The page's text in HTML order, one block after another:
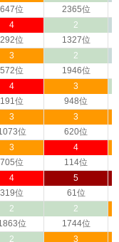
647位
2365位
4
292位
2
1327位
3
572位
2
1946位
4
191位
3
948位
3
位
3
620位
3
705位
4
114位
4
319位
5
61位
2
位
2
1744位
2 3